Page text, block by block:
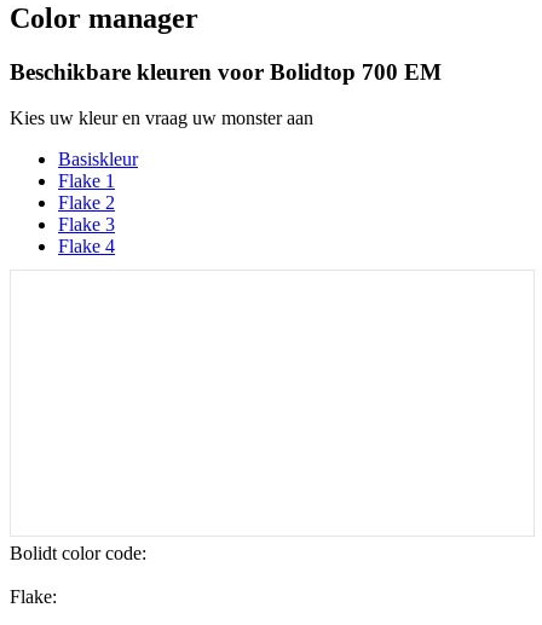
Color manager
Beschikbare kleuren voor Bolidtop 700 EM
Kies uw kleur en vraag uw monster aan
Basiskleur
Flake 1
Flake 2
Flake 3
Flake 4
Bolidt color code:
Flake: